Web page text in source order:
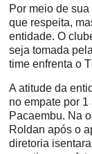
Por meio de
que respeita,
entidade. O
seja tomada
time enfrenta o
A atitude da
no empate por
Pacaembu. Na
Roldan após o
diretoria